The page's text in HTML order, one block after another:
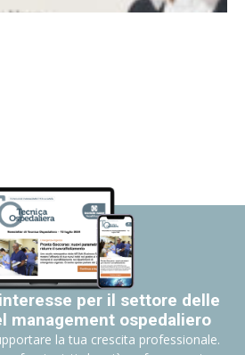
per il settore delle
management ospedaliero
la tua crescita professionale.